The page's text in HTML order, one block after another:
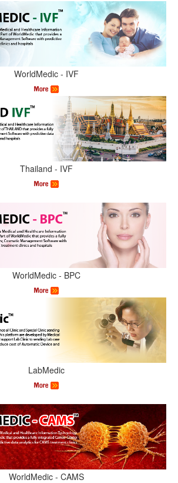
WorldMedic - IVF
Thailand - IVF
WorldMedic - BPC
LabMedic
WorldMedic - CAMS